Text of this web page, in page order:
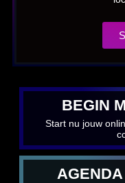
BEGIN
Start nu jouw